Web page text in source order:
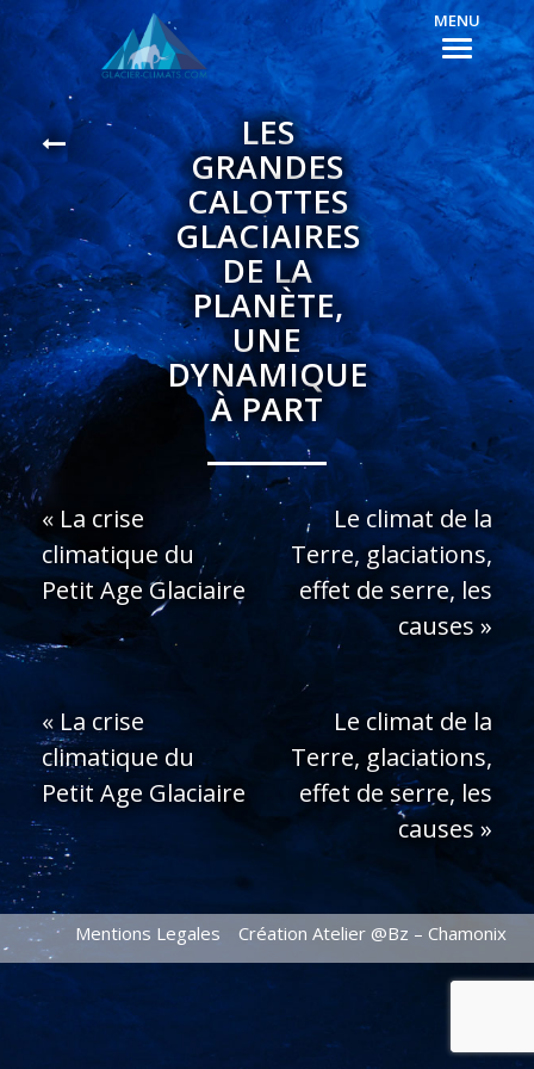
MENU
LES
GRANDES
CALOTTES
GLACIAIRES
DE LA
PLANÈTE,
UNE
DYNAMIQUE
À PART
« La crise
climatique du
Petit Age Glaciaire
Le climat de la
Terre, glaciations,
effet de serre, les
causes»
« La crise
climatique du
Petit Age Glaciaire
Le climat de la
Terre, glaciations,
effet de serre, les
causes »
Mentions Legales Création Atelier @Bz – Chamonix